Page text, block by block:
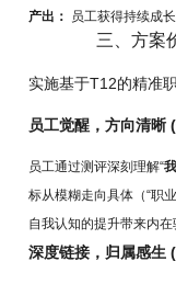
产出：
员工获得持续成
三、方案
实施基于T12的精准
员工觉醒，方向清晰
员工通过测评深刻理解“
标从模糊走向具体（“职
自我认知的提升带来内在
深度链接，归属感生